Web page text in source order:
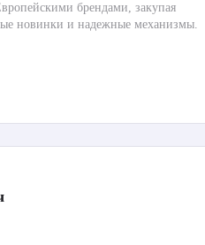
брендами, закупая
новинки и надежные механизмы.